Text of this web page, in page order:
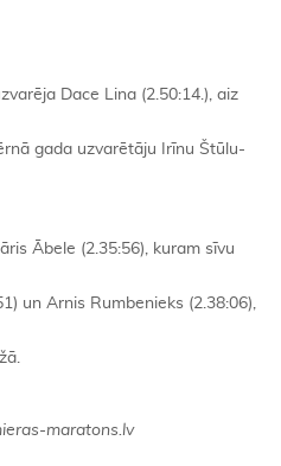
Dace Lina (2.50:14.), aiz
gada uzvarētāju Irīnu Štūlu-
Ābele (2.35:56), kuram sīvu
un Arnis Rumbenieks (2.38:06),
maratons.lv